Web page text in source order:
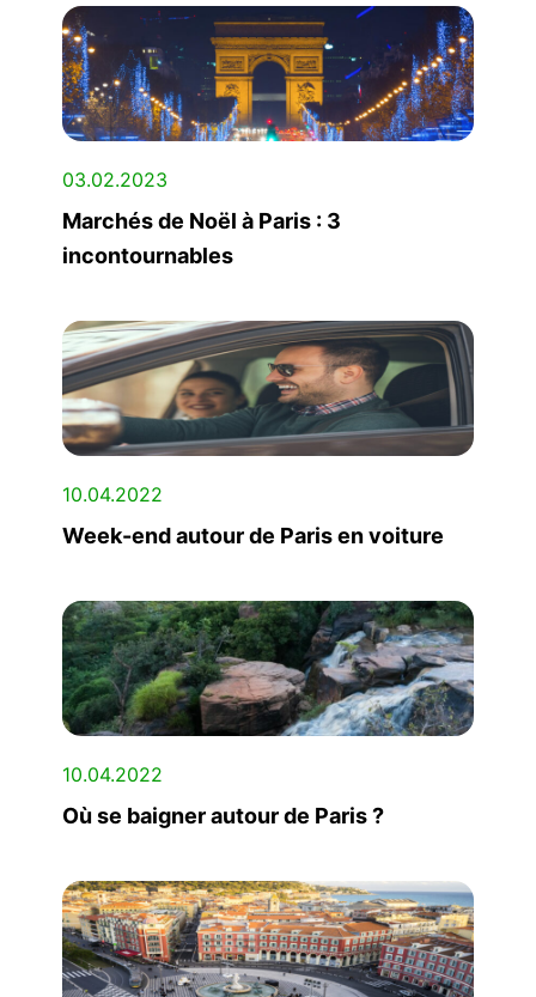
03.02.2023
Marchés de Noël à Paris : 3
incontournables
10.04.2022
Week-end autour de Paris en voiture
10.04.2022
Où se baigner autour de Paris ?